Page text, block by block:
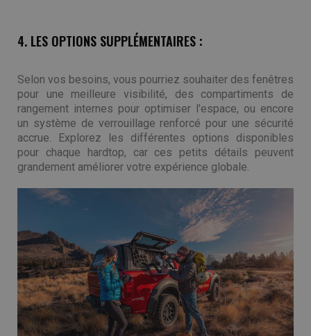
4. LES OPTIONS SUPPLÉMENTAIRES :
Selon vos besoins, vous pourriez souhaiter des fenêtres
pour une meilleure visibilité, des compartiments de
rangement internes pour optimiser l'espace, ou encore
un système de verrouillage renforcé pour une sécurité
accrue. Explorez les différentes options disponibles
pour chaque hardtop, car ces petits détails peuvent
grandement améliorer votre expérience globale.